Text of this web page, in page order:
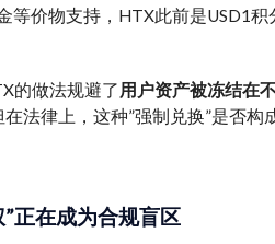
等价物支持，HTX此前是USD1
的做法规避了 用户资产被冻结在
法律上，这种”强制兑换”是否
正在成为合规盲区